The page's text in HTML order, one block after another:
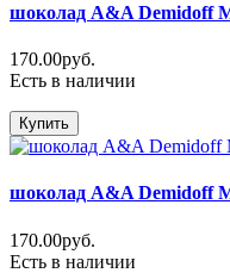
шоколад A&A Demidoff
170.00руб.
Есть в наличии
Купить
шоколад A&A Demidoff
170.00руб.
Есть в наличии